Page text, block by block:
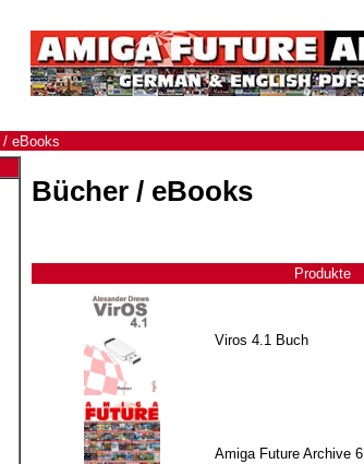
/ eBooks
Bücher / eBooks
Produkte
Viros 4.1 Buch
Amiga Future Archive 6